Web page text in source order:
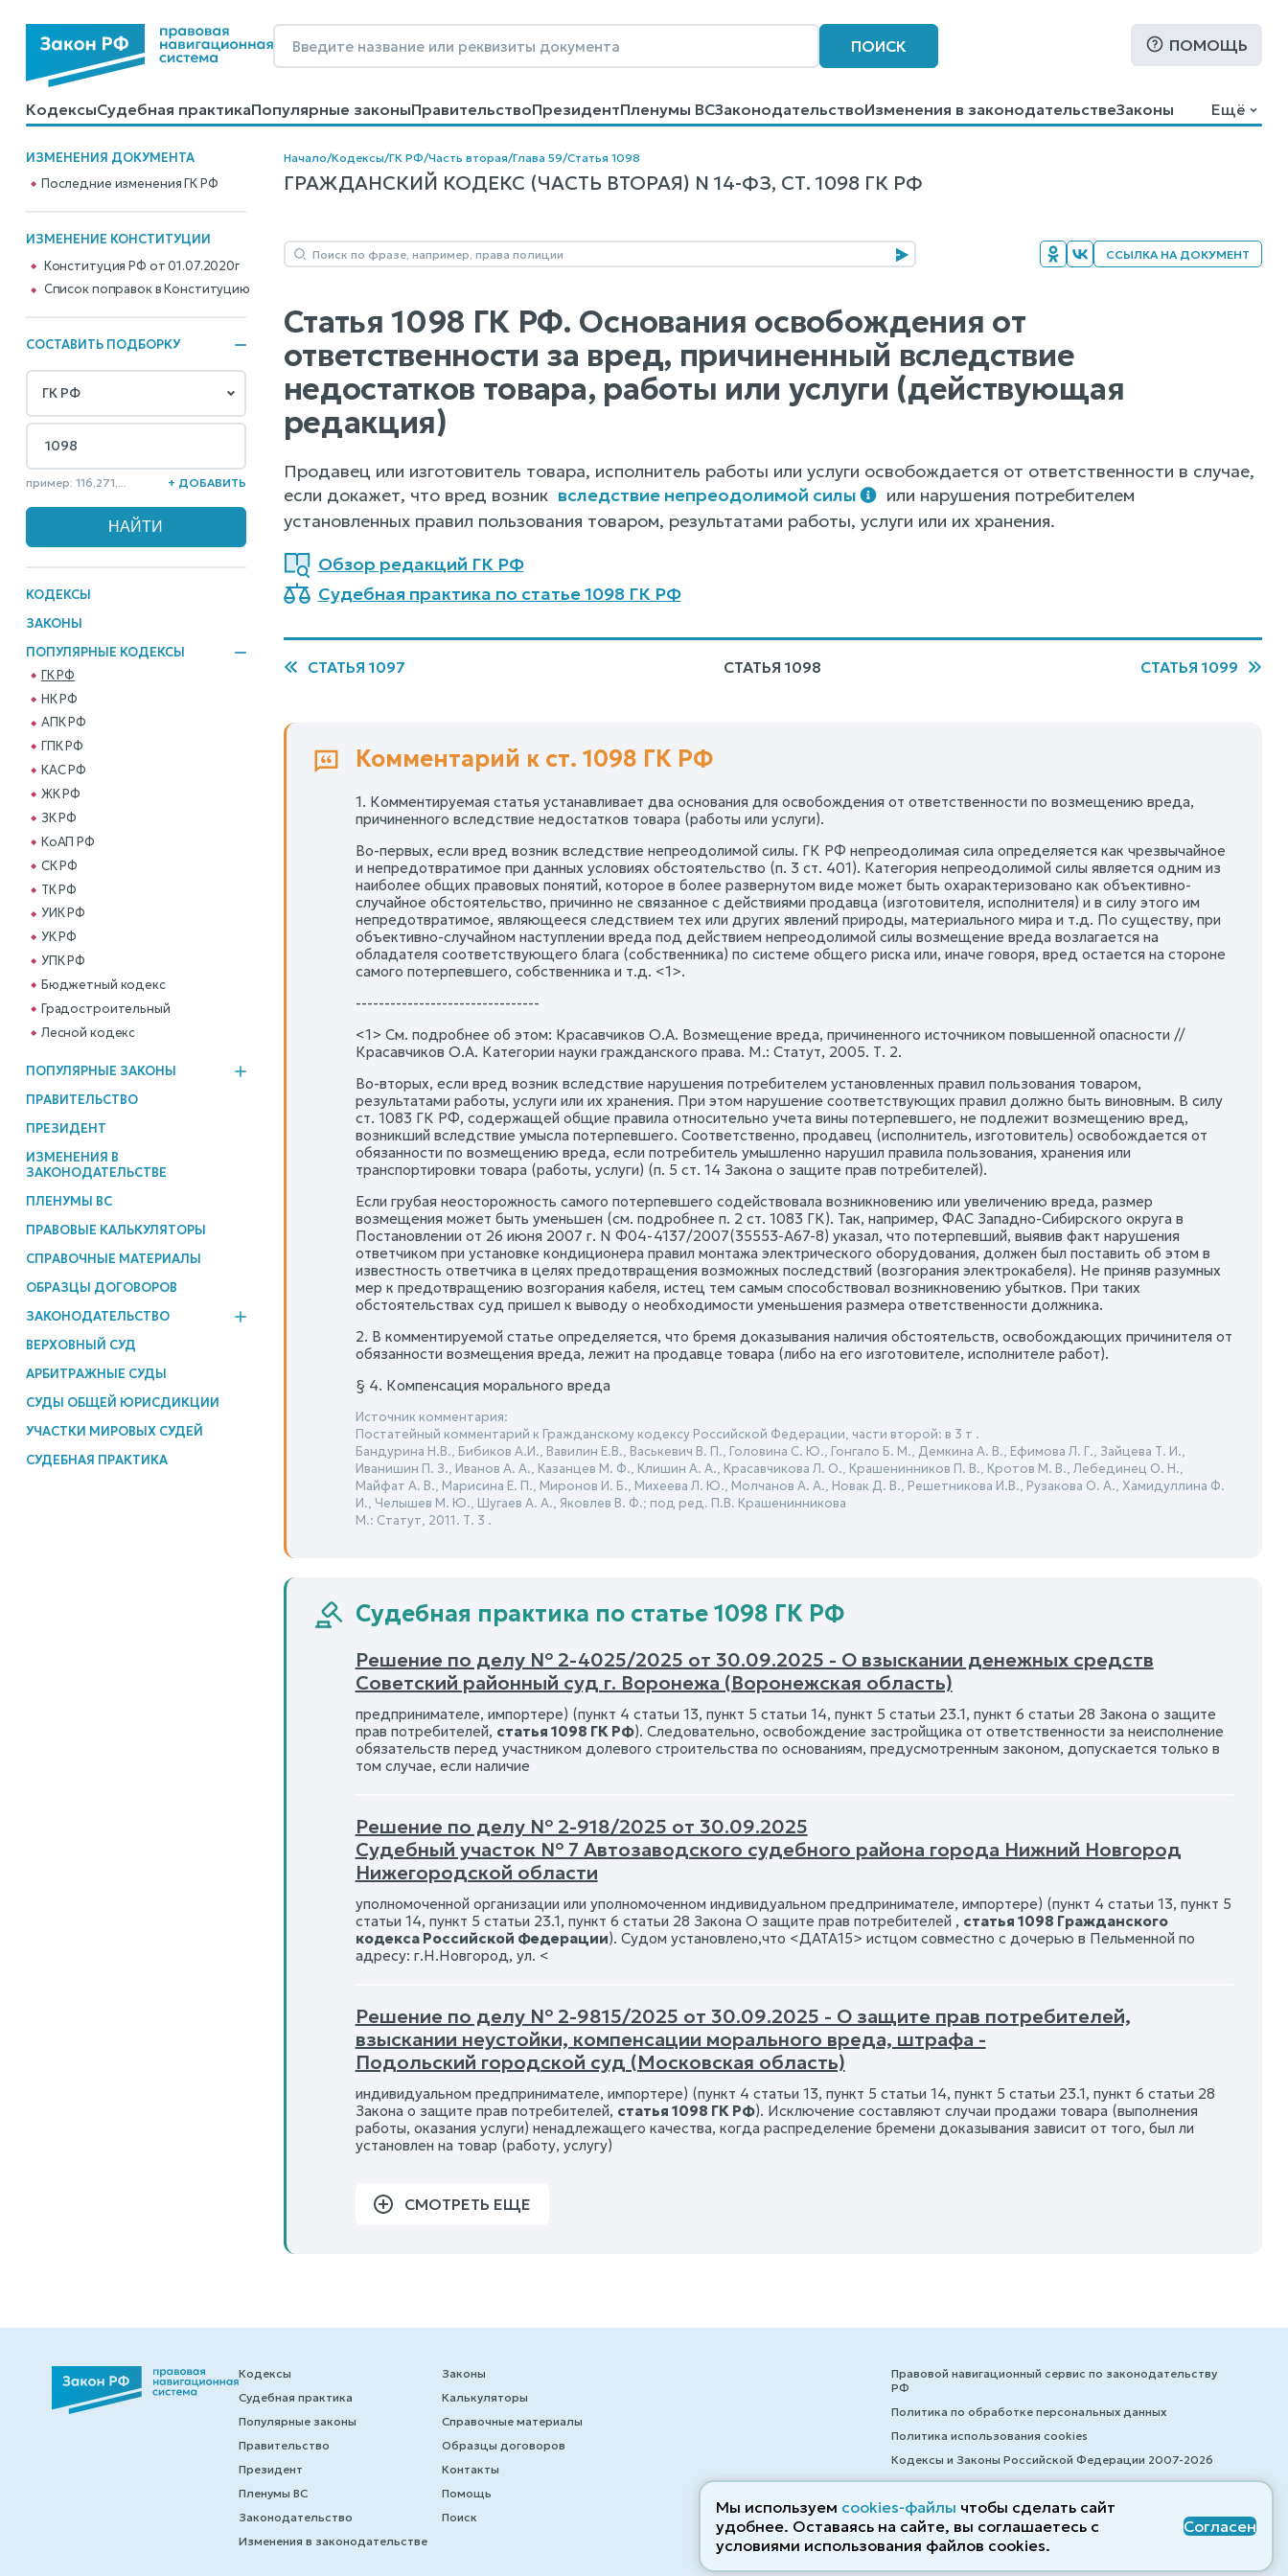
ПОИСК ПОМОЩЬ
КодексыСудебная практикаПопулярные законыПравительствоПрезидентПленумы ВСЗаконодательствоИзменения в законодательствеЗаконы
КалькуляторыСправочные материалыОбразцы договоровКонтактыПомощьПоиск
Ещё
ИЗМЕНЕНИЯ ДОКУМЕНТА
Последние изменения ГК РФ
ИЗМЕНЕНИЕ КОНСТИТУЦИИ
Конституция РФ от 01.07.2020г
Cписок поправок в Конституцию
СОСТАВИТЬ ПОДБОРКУ
пример: 116,271,... + ДОБАВИТЬ
КОДЕКСЫ
ЗАКОНЫ
ПОПУЛЯРНЫЕ КОДЕКСЫ
ГК РФ
НК РФ
АПК РФ
ГПК РФ
КАС РФ
ЖК РФ
ЗК РФ
КоАП РФ
СК РФ
ТК РФ
УИК РФ
УК РФ
УПК РФ
Бюджетный кодекс
Градостроительный
Лесной кодекс
ПОПУЛЯРНЫЕ ЗАКОНЫ
ПРАВИТЕЛЬСТВО
ПРЕЗИДЕНТ
ИЗМЕНЕНИЯ В
ЗАКОНОДАТЕЛЬСТВЕ
ПЛЕНУМЫ ВС
ПРАВОВЫЕ КАЛЬКУЛЯТОРЫ
СПРАВОЧНЫЕ МАТЕРИАЛЫ
ОБРАЗЦЫ ДОГОВОРОВ
ЗАКОНОДАТЕЛЬСТВО
ВЕРХОВНЫЙ СУД
АРБИТРАЖНЫЕ СУДЫ
СУДЫ ОБЩЕЙ ЮРИСДИКЦИИ
УЧАСТКИ МИРОВЫХ СУДЕЙ
СУДЕБНАЯ ПРАКТИКА
Начало/Кодексы/ГК РФ/Часть вторая/Глава 59/Статья 1098
ГРАЖДАНСКИЙ КОДЕКС (ЧАСТЬ ВТОРАЯ) N 14-ФЗ, СТ. 1098 ГК РФ
ССЫЛКА НА ДОКУМЕНТ
Статья 1098 ГК РФ. Основания освобождения от
ответственности за вред, причиненный вследствие
недостатков товара, работы или услуги (действующая
редакция)
Продавец или изготовитель товара, исполнитель работы или услуги освобождается от ответственности в случае,
если докажет, что вред возник вследствие непреодолимой силы
или нарушения потребителем
установленных правил пользования товаром, результатами работы, услуги или их хранения.
Обзор редакций ГК РФ
Судебная практика по статье 1098 ГК РФ
СТАТЬЯ 1097 СТАТЬЯ 1098 СТАТЬЯ 1099
Комментарий к ст. 1098 ГК РФ
1. Комментируемая статья устанавливает два основания для освобождения от ответственности по возмещению вреда,
причиненного вследствие недостатков товара (работы или услуги).
Во-первых, если вред возник вследствие непреодолимой силы. ГК РФ непреодолимая сила определяется как чрезвычайное
и непредотвратимое при данных условиях обстоятельство (п. 3 ст. 401). Категория непреодолимой силы является одним из
наиболее общих правовых понятий, которое в более развернутом виде может быть охарактеризовано как объективно-
случайное обстоятельство, причинно не связанное с действиями продавца (изготовителя, исполнителя) и в силу этого им
непредотвратимое, являющееся следствием тех или других явлений природы, материального мира и т.д. По существу, при
объективно-случайном наступлении вреда под действием непреодолимой силы возмещение вреда возлагается на
обладателя соответствующего блага (собственника) по системе общего риска или, иначе говоря, вред остается на стороне
самого потерпевшего, собственника и т.д. <1>.
--------------------------------
<1> См. подробнее об этом: Красавчиков О.А. Возмещение вреда, причиненного источником повышенной опасности //
Красавчиков О.А. Категории науки гражданского права. М.: Статут, 2005. Т. 2.
Во-вторых, если вред возник вследствие нарушения потребителем установленных правил пользования товаром,
результатами работы, услуги или их хранения. При этом нарушение соответствующих правил должно быть виновным. В силу
ст. 1083 ГК РФ, содержащей общие правила относительно учета вины потерпевшего, не подлежит возмещению вред,
возникший вследствие умысла потерпевшего. Соответственно, продавец (исполнитель, изготовитель) освобождается от
обязанности по возмещению вреда, если потребитель умышленно нарушил правила пользования, хранения или
транспортировки товара (работы, услуги) (п. 5 ст. 14 Закона о защите прав потребителей).
Если грубая неосторожность самого потерпевшего содействовала возникновению или увеличению вреда, размер
возмещения может быть уменьшен (см. подробнее п. 2 ст. 1083 ГК). Так, например, ФАС Западно-Сибирского округа в
Постановлении от 26 июня 2007 г. N Ф04-4137/2007(35553-А67-8) указал, что потерпевший, выявив факт нарушения
ответчиком при установке кондиционера правил монтажа электрического оборудования, должен был поставить об этом в
известность ответчика в целях предотвращения возможных последствий (возгорания электрокабеля). Не приняв разумных
мер к предотвращению возгорания кабеля, истец тем самым способствовал возникновению убытков. При таких
обстоятельствах суд пришел к выводу о необходимости уменьшения размера ответственности должника.
2. В комментируемой статье определяется, что бремя доказывания наличия обстоятельств, освобождающих причинителя от
обязанности возмещения вреда, лежит на продавце товара (либо на его изготовителе, исполнителе работ).
§ 4. Компенсация морального вреда
Источник комментария:
Постатейный комментарий к Гражданскому кодексу Российской Федерации, части второй: в 3 т .
Бандурина Н.В., Бибиков А.И., Вавилин Е.В., Васькевич В. П., Головина С. Ю., Гонгало Б. М., Демкина А. В., Ефимова Л. Г., Зайцева Т. И.,
Иванишин П. З., Иванов А. А., Казанцев М. Ф., Клишин А. А., Красавчикова Л. О., Крашенинников П. В., Кротов М. В., Лебединец О. Н.,
Майфат А. В., Марисина Е. П., Миронов И. Б., Михеева Л. Ю., Молчанов А. А., Новак Д. В., Решетникова И.В., Рузакова О. А., Хамидуллина Ф.
И., Челышев М. Ю., Шугаев А. А., Яковлев В. Ф.; под ред. П.В. Крашенинникова
М.: Статут, 2011. Т. 3 .
Судебная практика по статье 1098 ГК РФ
Решение по делу № 2-4025/2025 от 30.09.2025 - О взыскании денежных средств
Советский районный суд г. Воронежа (Воронежская область)
предпринимателе, импортере) (пункт 4 статьи 13, пункт 5 статьи 14, пункт 5 статьи 23.1, пункт 6 статьи 28 Закона о защите
прав потребителей, статья 1098 ГК РФ). Следовательно, освобождение застройщика от ответственности за неисполнение
обязательств перед участником долевого строительства по основаниям, предусмотренным законом, допускается только в
том случае, если наличие
Решение по делу № 2-918/2025 от 30.09.2025
Судебный участок № 7 Автозаводского судебного района города Нижний Новгород
Нижегородской области
уполномоченной организации или уполномоченном индивидуальном предпринимателе, импортере) (пункт 4 статьи 13, пункт 5
статьи 14, пункт 5 статьи 23.1, пункт 6 статьи 28 Закона О защите прав потребителей , статья 1098 Гражданского
кодекса Российской Федерации). Судом установлено,что <ДАТА15> истцом совместно с дочерью в Пельменной по
адресу: г.Н.Новгород, ул. <
Решение по делу № 2-9815/2025 от 30.09.2025 - О защите прав потребителей,
взыскании неустойки, компенсации морального вреда, штрафа -
Подольский городской суд (Московская область)
индивидуальном предпринимателе, импортере) (пункт 4 статьи 13, пункт 5 статьи 14, пункт 5 статьи 23.1, пункт 6 статьи 28
Закона о защите прав потребителей, статья 1098 ГК РФ). Исключение составляют случаи продажи товара (выполнения
работы, оказания услуги) ненадлежащего качества, когда распределение бремени доказывания зависит от того, был ли
установлен на товар (работу, услугу)
СМОТРЕТЬ ЕЩЕ
Кодексы
Судебная практика
Популярные законы
Правительство
Президент
Пленумы ВС
Законодательство
Изменения в законодательстве
Законы
Калькуляторы
Справочные материалы
Образцы договоров
Контакты
Помощь
Поиск
Правовой навигационный сервис по законодательству
РФ
Политика по обработке персональных данных
Политика использования cookies
Кодексы и Законы Российской Федерации 2007-2026
© ZAKONRF.INFO
Мы используем cookies-файлы чтобы сделать сайт
удобнее. Оставаясь на сайте, вы соглашаетесь с
условиями использования файлов cооkies.
Согласен